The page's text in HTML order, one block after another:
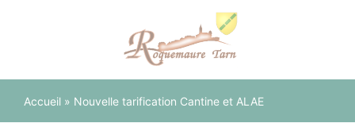
Accueil » Nouvelle tarification Cantine et ALAE